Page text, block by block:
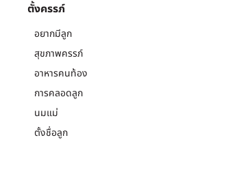
ตั้งครรภ์
อยากมีลูก
สุขภาพครรภ์
อาหารคนท้อง
การคลอดลูก
นมแม่
ตั้งชื่อลูก